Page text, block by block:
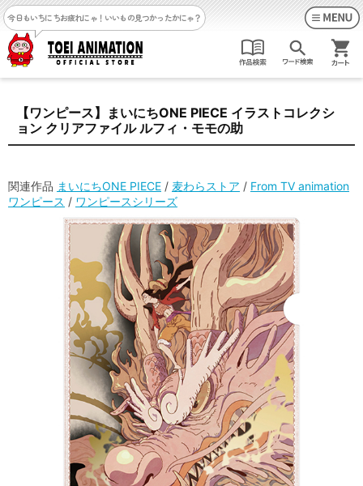
今日もいちにちお疲れにゃ！ いいもの見つかったかにゃ？
【ワンピース】まいにちONE PIECE イラストコレクシ
ョン クリアファイル ルフィ・モモの助
関連作品 まいにちONE PIECE / 麦わらストア / From TV animation
ワンピース / ワンピースシリーズ